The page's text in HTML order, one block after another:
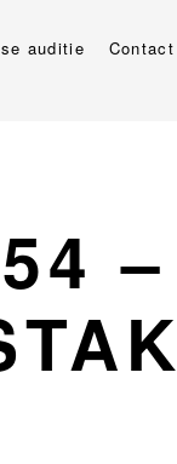
auditie Contact
–